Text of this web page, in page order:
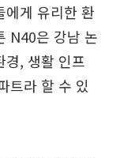
에게 유리한 환
N40은 강남 논
경, 생활 인프
트라 할 수 있